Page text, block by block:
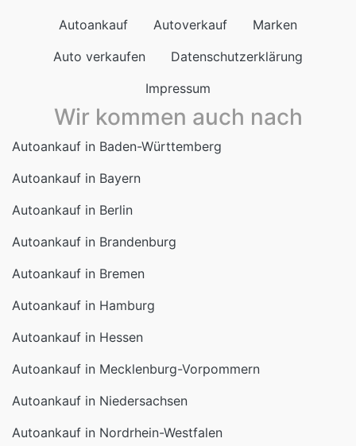
Wir kommen auch nach
Autoankauf in Baden-Württemberg
Autoankauf in Berlin
Autoankauf in Niedersachsen
Autoankauf in Rheinland-Pfalz